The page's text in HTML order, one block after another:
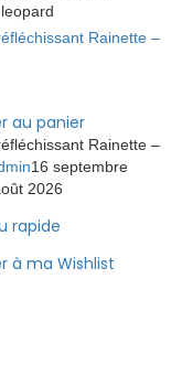
Rainette –
au panier
Rainette –
16 septembre
2026
rapide
à ma Wishlist